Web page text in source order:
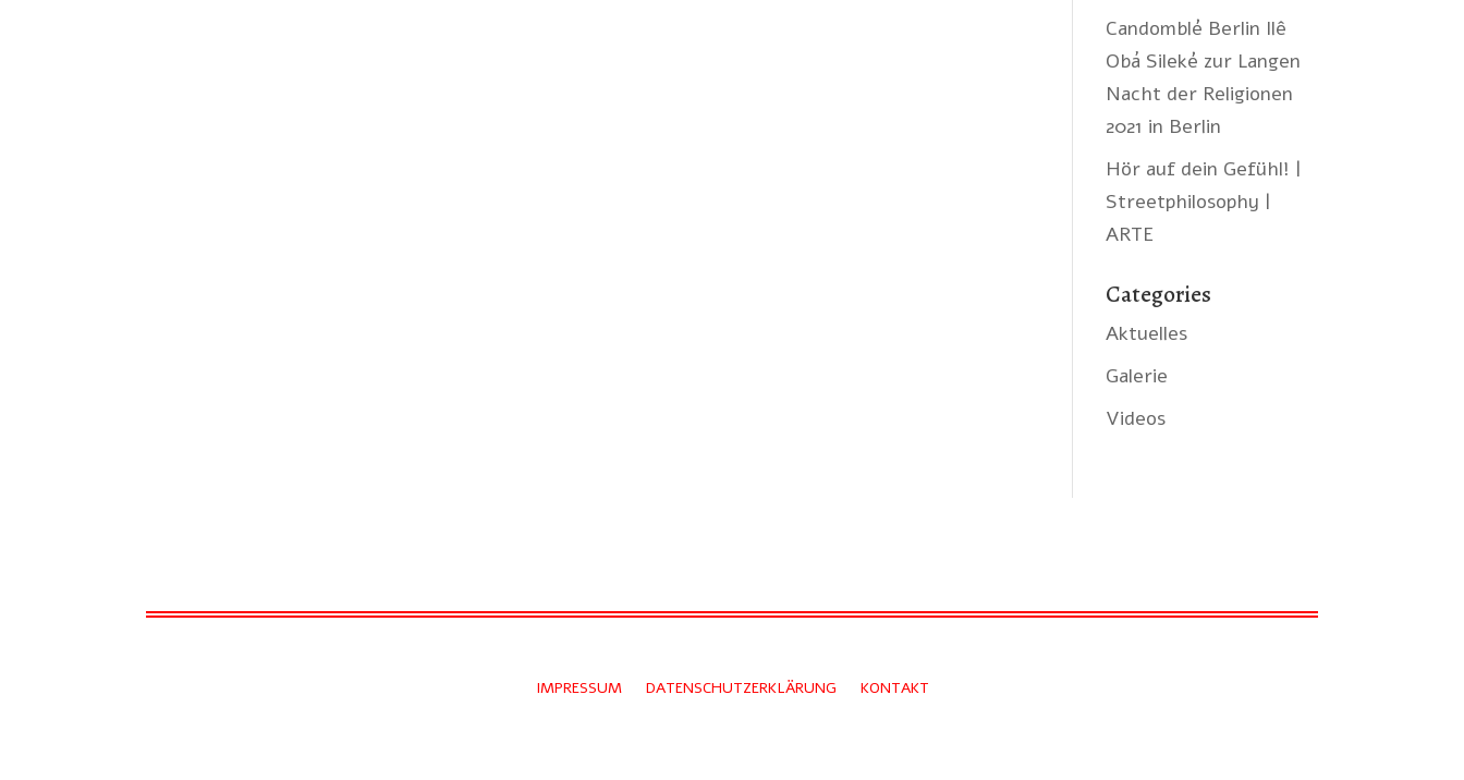
Candomblé Berlin Ilê
Obá Sileké zur Langen
Nacht der Religionen
2021 in Berlin
Hör auf dein Gefühl! |
Streetphilosophy |
ARTE
Categories
Aktuelles
Galerie
Videos
IMPRESSUM DATENSCHUTZERKLÄRUNG KONTAKT